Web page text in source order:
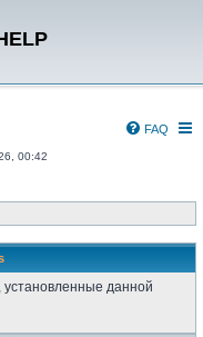
FAQ
00:42
установленные данной